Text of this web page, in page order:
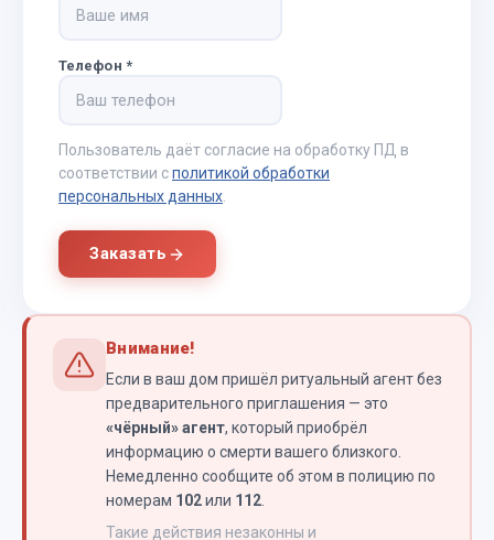
Телефон*
Пользователь даёт согласие на обработку ПД в
соответствии сполитикой обработки
персональных данных
Заказать
Внимание!
Если в ваш дом пришёл ритуальный агент без
предварительного приглашения — это
«чёрный» агент, который приобрёл
информацию о смерти вашего близкого.
Немедленно сообщите об этом в полицию по
номерам 102или 112
Такие действия незаконны и